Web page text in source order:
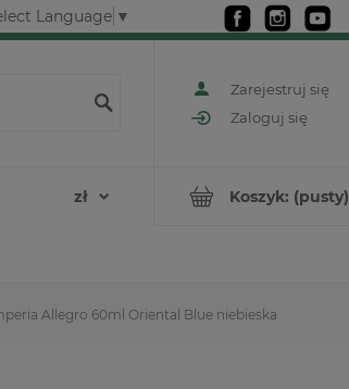
Language ▼
Zarejestruj się
Zaloguj się
Koszyk: (pusty)
Allegro 60ml Oriental Blue niebieska